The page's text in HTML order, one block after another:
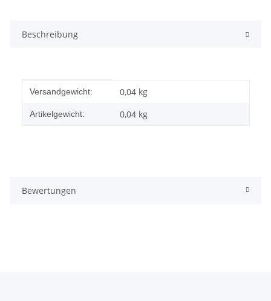
Beschreibung
Produkteigenschaft
Wert
Versandgewicht: 0,04 kg
Artikelgewicht: 0,04 kg
Bewertungen